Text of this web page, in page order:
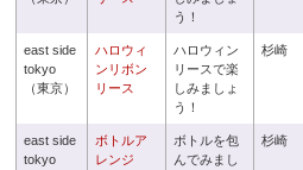
う！
east side
tokyo
（東京）
ハロウィ
ンリボン
リース
ハロウィン
リースで楽
しみましょ
う！
杉崎
east side
tokyo
ボトルア
レンジ
ボトルを包
んでみまし
杉崎